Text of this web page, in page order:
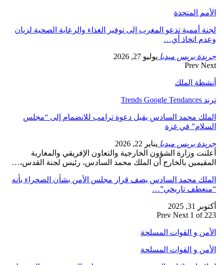
الأمم المتحدة
لجنة أممية تدعو المغرب إلى توفير الغذاء والرعاية الصحية لزيان
وعدم اتخاذ أي…
جريدة بريس ميديا يوليو 27, 2026
Prev Next
أنشطة الملك
ترند Trends Google Tendances
الملك محمد السادس يقبل دعوة ترامب للانضمام إلى “مجلس
السلام” في غزة
جريدة بريس ميديا يناير 22, 2026
أعلنت وزارة الشؤون الخارجية والتعاون الإفريقي والمغاربة
المقيمين بالخارج أن الملك محمد السادس، رئيس لجنة القدس،…
الملك محمد السادس يصف قرار مجلس الأمن بشأن الصحراء بأنه
“منعطف تاريخي”…
أكتوبر 31, 2025
Prev Next 1 of 223
الأمن و القوات المسلحة
الأمن و القوات المسلحة